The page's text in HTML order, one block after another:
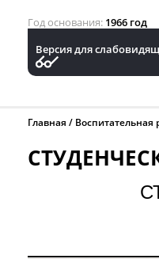
Год основания 1966 год
Версия для
Главная Воспитательная